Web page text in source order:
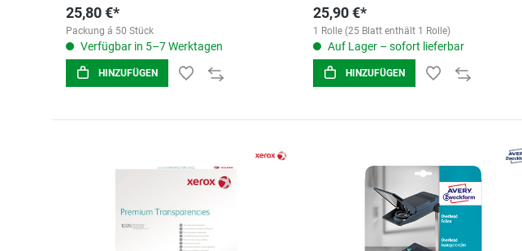
25,80 €*
Packung á 50 Stück
Verfügbar in 5–7 Werktagen
HINZUFÜGEN
25,90 €*
1 Rolle (25 Blatt enthält 1 Rolle)
Auf Lager – sofort lieferbar
HINZUFÜGEN